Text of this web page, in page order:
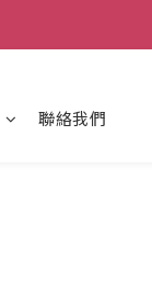
聯絡我們